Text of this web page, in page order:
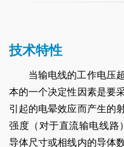
技术特性
当输电线的工作电压
本的一个决定性因素是要
引起的电晕效应而产生的
强度（对于直流输电线路
导体尺寸或相线内的导体